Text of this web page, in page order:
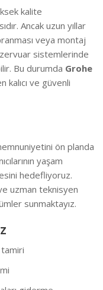
kalite
Ancak uzun yıllar
veya montaj
sistemlerinde
Bu durumda Grohe
kalıcı ve güvenli
ön planda
yaşam
hedefliyoruz.
uzman teknisyen
sunmaktayız.